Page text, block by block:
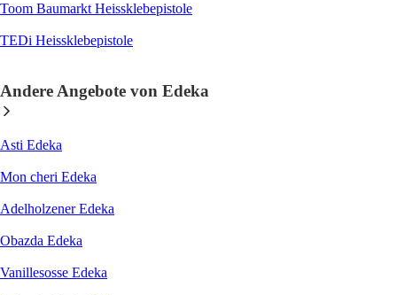
Toom Baumarkt Heissklebepistole
TEDi Heissklebepistole
Andere Angebote von Edeka
Asti Edeka
Mon cheri Edeka
Adelholzener Edeka
Obazda Edeka
Vanillesosse Edeka